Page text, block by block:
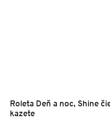
Roleta Deň a noc, Shine
kazete